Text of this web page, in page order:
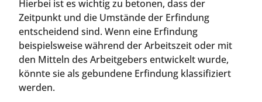
Hierbei ist es wichtig zu betonen, dass der
Zeitpunkt und die Umstände der Erfindung
entscheidend sind. Wenn eine Erfindung
beispielsweise während der Arbeitszeit oder mit
den Mitteln des Arbeitgebers entwickelt wurde,
könnte sie als gebundene Erfindung klassifiziert
werden.